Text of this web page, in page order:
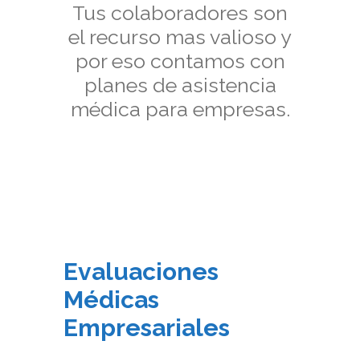
Tus colaboradores son
el recurso mas valioso y
por eso contamos con
planes de asistencia
médica para empresas.
Evaluaciones
Médicas
Empresariales